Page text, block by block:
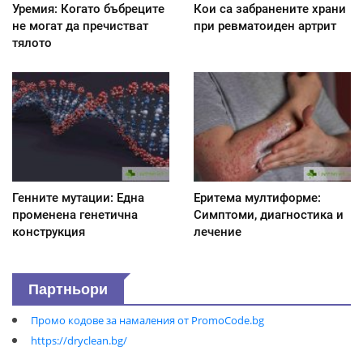
Уремия: Когато бъбреците
не могат да пречистват
тялото
Кои са забранените храни
при ревматоиден артрит
Генните мутации: Една
променена генетична
конструкция
Еритема мултиформе:
Симптоми, диагностика и
лечение
Партньори
Промо кодове за намаления от PromoCode.bg
https://dryclean.bg/